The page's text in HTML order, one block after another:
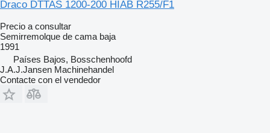
Draco DTTAS 1200-200 HIAB R255/F1
Precio a consultar
Semirremolque de cama baja
1991
Países Bajos, Bosschenhoofd
J.A.J.Jansen Machinehandel
Contacte con el vendedor